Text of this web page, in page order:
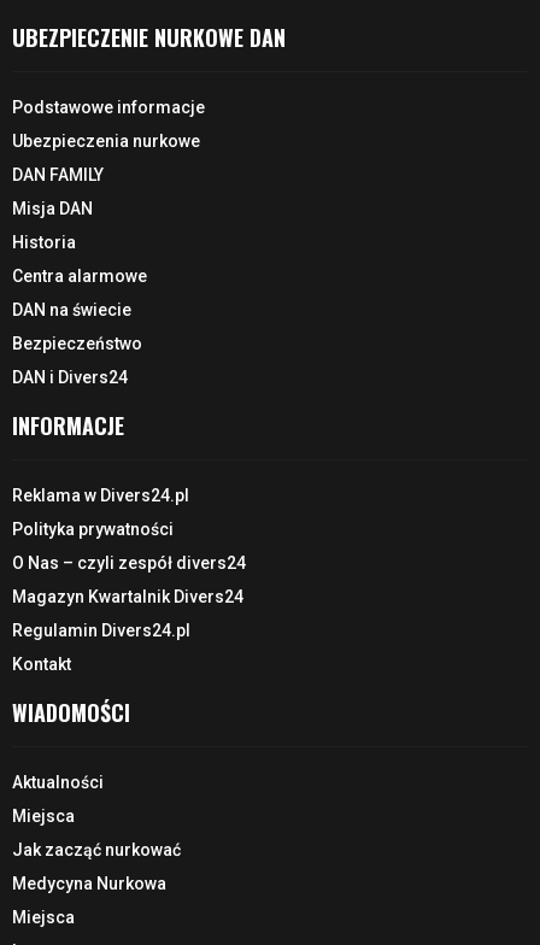
UBEZPIECZENIE NURKOWE DAN
Podstawowe informacje
Ubezpieczenia nurkowe
DAN FAMILY
Misja DAN
Historia
Centra alarmowe
DAN na świecie
Bezpieczeństwo
DAN i Divers24
INFORMACJE
Reklama w Divers24.pl
Polityka prywatności
O Nas – czyli zespół divers24
Magazyn Kwartalnik Divers24
Regulamin Divers24.pl
Kontakt
WIADOMOŚCI
Aktualności
Miejsca
Jak zacząć nurkować
Medycyna Nurkowa
Miejsca